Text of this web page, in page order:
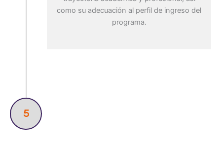
como su adecuación al perfil de ingreso del
programa.
5